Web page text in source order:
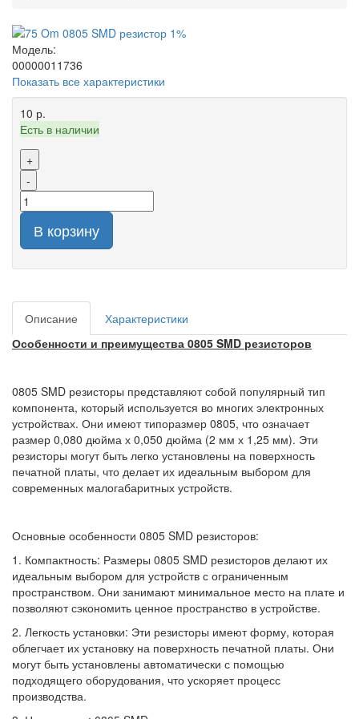
Модель:
00000011736
Показать все характеристики
10 р.
Есть в наличии
+
-
В корзину
Описание
Характеристики
Особенности и преимущества 0805 SMD резисторов
0805 SMD резисторы представляют собой популярный тип
компонента, который используется во многих электронных
устройствах. Они имеют типоразмер 0805, что означает
размер 0,080 дюйма х 0,050 дюйма (2 мм х 1,25 мм). Эти
резисторы могут быть легко установлены на поверхность
печатной платы, что делает их идеальным выбором для
современных малогабаритных устройств.
Основные особенности 0805 SMD резисторов:
1. Компактность: Размеры 0805 SMD резисторов делают их
идеальным выбором для устройств с ограниченным
пространством. Они занимают минимальное место на плате и
позволяют сэкономить ценное пространство в устройстве.
2. Легкость установки: Эти резисторы имеют форму, которая
облегчает их установку на поверхность печатной платы. Они
могут быть установлены автоматически с помощью
подходящего оборудования, что ускоряет процесс
производства.